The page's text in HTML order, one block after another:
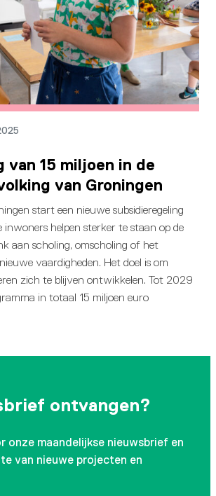
van 15 miljoen in de
van Groningen
start een nieuwe subsidieregeling
inwoners helpen sterker te staan op de
aan scholing, omscholing of het
vaardigheden. Het doel is om
zich te blijven ontwikkelen. Tot 2029
in totaal 15 miljoen euro
ontvangen?
onze maandelijkse nieuwsbrief en
van nieuwe projecten en